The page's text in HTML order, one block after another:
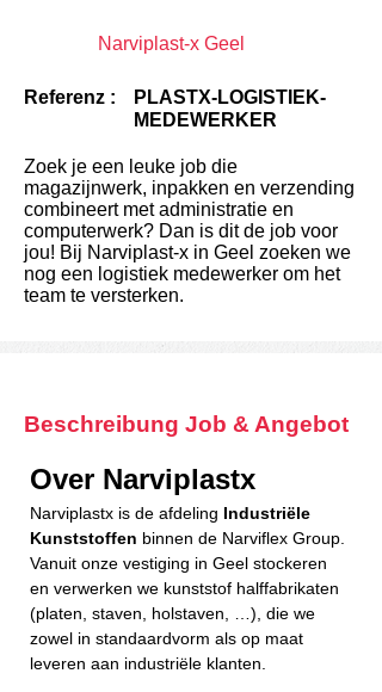
Narviplast-x Geel
Referenz :
PLASTX-LOGISTIEK-
MEDEWERKER
Zoek je een leuke job die
magazijnwerk, inpakken en verzending
combineert met administratie en
computerwerk? Dan is dit de job voor
jou! Bij Narviplast-x in Geel zoeken we
nog een logistiek medewerker om het
team te versterken.
Beschreibung Job & Angebot
Over Narviplastx
Narviplastx is de afdeling Industriële
Kunststoffen binnen de Narviflex Group.
Vanuit onze vestiging in Geel stockeren
en verwerken we kunststof halffabrikaten
(platen, staven, holstaven, …), die we
zowel in standaardvorm als op maat
leveren aan industriële klanten.